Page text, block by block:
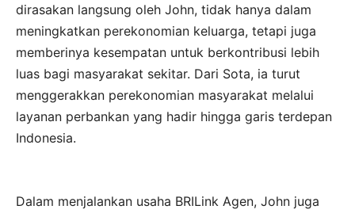
dirasakan langsung oleh John, tidak hanya dalam
meningkatkan perekonomian keluarga, tetapi juga
memberinya kesempatan untuk berkontribusi lebih
luas bagi masyarakat sekitar. Dari Sota, ia turut
menggerakkan perekonomian masyarakat melalui
layanan perbankan yang hadir hingga garis terdepan
Indonesia.
Dalam menjalankan usaha BRILink Agen, John juga